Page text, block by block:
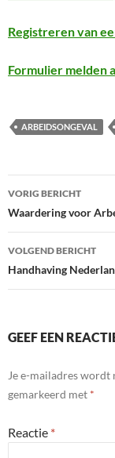
Registreren van
Formulier melden
ARBEIDSONGEVAL
Bericht
navigatie
VORIG BERICHT
Waardering voor
VOLGEND BERICHT
Handhaving
GEEF EEN
Je e-mailadres wordt
gemarkeerd met *
Reactie *